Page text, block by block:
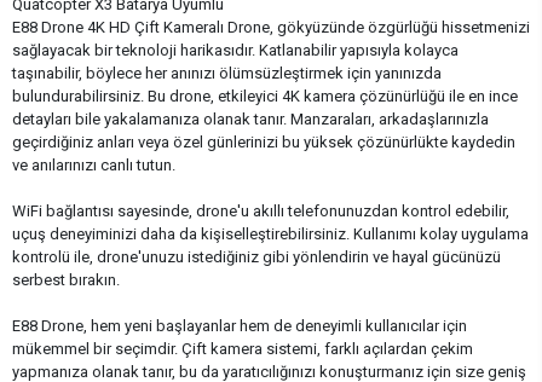
Quatcopter X3 Batarya Uyumlu
E88 Drone 4K HD Çift Kameralı Drone, gökyüzünde özgürlüğü hissetmenizi
sağlayacak bir teknoloji harikasıdır. Katlanabilir yapısıyla kolayca
taşınabilir, böylece her anınızı ölümsüzleştirmek için yanınızda
bulundurabilirsiniz. Bu drone, etkileyici 4K kamera çözünürlüğü ile en ince
detayları bile yakalamanıza olanak tanır. Manzaraları, arkadaşlarınızla
geçirdiğiniz anları veya özel günlerinizi bu yüksek çözünürlükte kaydedin
ve anılarınızı canlı tutun.
WiFi bağlantısı sayesinde, drone'u akıllı telefonunuzdan kontrol edebilir,
uçuş deneyiminizi daha da kişiselleştirebilirsiniz. Kullanımı kolay uygulama
kontrolü ile, drone'unuzu istediğiniz gibi yönlendirin ve hayal gücünüzü
serbest bırakın.
E88 Drone, hem yeni başlayanlar hem de deneyimli kullanıcılar için
mükemmel bir seçimdir. Çift kamera sistemi, farklı açılardan çekim
yapmanıza olanak tanır, bu da yaratıcılığınızı konuşturmanız için size geniş